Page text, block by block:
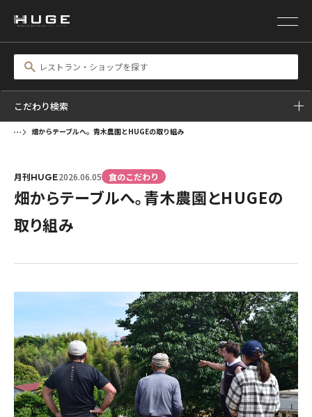
こだわり検索
畑からテーブルへ。青木農園とHUGEの取り組み
月刊HUGE2026.06.05 食のこだわり
畑からテーブルへ。青木農園とHUGEの
取り組み